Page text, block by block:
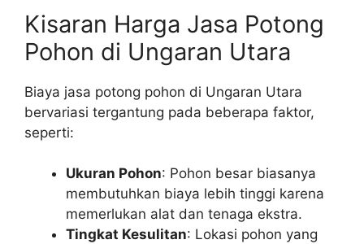
Kisaran Harga Jasa Potong
Pohon di Ungaran Utara
Biaya jasa potong pohon di Ungaran Utara
bervariasi tergantung pada beberapa faktor,
seperti:
Ukuran Pohon: Pohon besar biasanya
membutuhkan biaya lebih tinggi karena
memerlukan alat dan tenaga ekstra.
Tingkat Kesulitan: Lokasi pohon yang